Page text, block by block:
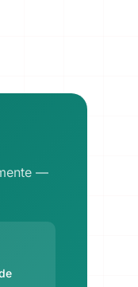
—